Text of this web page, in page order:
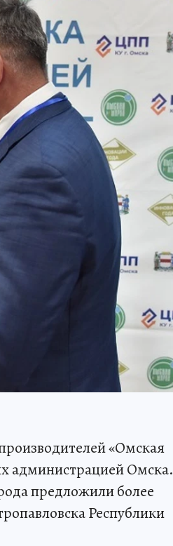
«Омская
администрацией Омска.
предложили более
Республики